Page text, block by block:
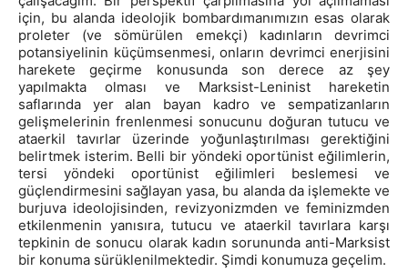
için, bu alanda ideolojik bombardımanımızın esas olarak
proleter (ve sömürülen emekçi) kadınların devrimci
potansiyelinin küçümsenmesi, onların devrimci enerjisini
harekete geçirme konusunda son derece az şey
yapılmakta olması ve Marksist-Leninist hareketin
saflarında yer alan bayan kadro ve sempatizanların
gelişmelerinin frenlenmesi sonucunu doğuran tutucu ve
ataerkil tavırlar üzerinde yoğunlaştırılması gerektiğini
belirtmek isterim. Belli bir yöndeki oportünist eğilimlerin,
tersi yöndeki oportünist eğilimleri beslemesi ve
güçlendirmesini sağlayan yasa, bu alanda da işlemekte ve
burjuva ideolojisinden, revizyonizmden ve feminizmden
etkilenmenin yanısıra, tutucu ve ataerkil tavırlara karşı
tepkinin de sonucu olarak kadın sorununda anti-Marksist
bir konuma sürüklenilmektedir. Şimdi konumuza geçelim.